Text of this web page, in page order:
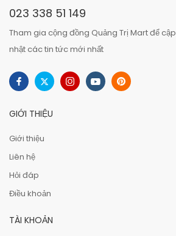
023 338 51 149
Tham gia cộng đồng Quảng Trị Mart để cập
nhật các tin tức mới nhất
GIỚI THIỆU
Giới thiệu
Liên hệ
Hỏi đáp
Điều khoản
TÀI KHOẢN